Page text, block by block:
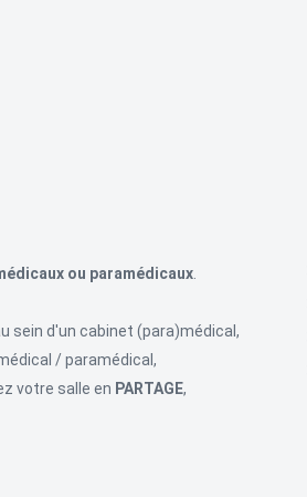
ou paramédicaux.
sein d'un cabinet (para)médical,
/ paramédical,
votre salle en PARTAGE,